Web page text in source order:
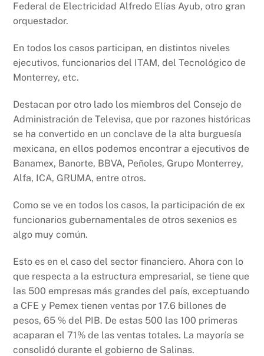
Federal de Electricidad Alfredo Elías Ayub, otro gran
orquestador.
En todos los casos participan, en distintos niveles
ejecutivos, funcionarios del ITAM, del Tecnológico de
Monterrey, etc.
Destacan por otro lado los miembros del Consejo de
Administración de Televisa, que por razones históricas
se ha convertido en un conclave de la alta burguesía
mexicana, en ellos podemos encontrar a ejecutivos de
Banamex, Banorte, BBVA, Peñoles, Grupo Monterrey,
Alfa, ICA, GRUMA, entre otros.
Como se ve en todos los casos, la participación de ex
funcionarios gubernamentales de otros sexenios es
algo muy común.
Esto es en el caso del sector financiero. Ahora con lo
que respecta a la estructura empresarial, se tiene que
las 500 empresas más grandes del país, exceptuando
a CFE y Pemex tienen ventas por 17.6 billones de
pesos, 65 % del PIB. De estas 500 las 100 primeras
acaparan el 71% de las ventas totales. La mayoría se
consolidó durante el gobierno de Salinas.